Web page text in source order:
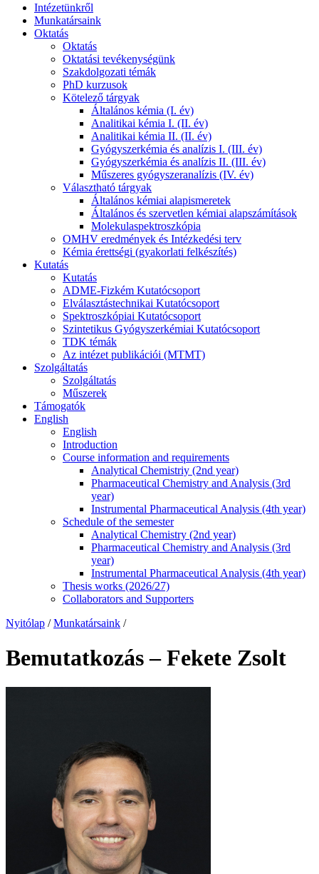
Intézetünkről
Munkatársaink
Oktatás
Oktatás
Oktatási tevékenységünk
Szakdolgozati témák
PhD kurzusok
Kötelező tárgyak
Általános kémia (I. év)
Analitikai kémia I. (II. év)
Analitikai kémia II. (II. év)
Gyógyszerkémia és analízis I. (III. év)
Gyógyszerkémia és analízis II. (III. év)
Műszeres gyógyszeranalízis (IV. év)
Választható tárgyak
Általános kémiai alapismeretek
Általános és szervetlen kémiai alapszámítások
Molekulaspektroszkópia
OMHV eredmények és Intézkedési terv
Kémia érettségi (gyakorlati felkészítés)
Kutatás
Kutatás
ADME-Fizkém Kutatócsoport
Elválasztástechnikai Kutatócsoport
Spektroszkópiai Kutatócsoport
Szintetikus Gyógyszerkémiai Kutatócsoport
TDK témák
Az intézet publikációi (MTMT)
Szolgáltatás
Szolgáltatás
Műszerek
Támogatók
English
English
Introduction
Course information and requirements
Analytical Chemistriy (2nd year)
Pharmaceutical Chemistry and Analysis (3rd
year)
Instrumental Pharmaceutical Analysis (4th year)
Schedule of the semester
Analytical Chemistry (2nd year)
Pharmaceutical Chemistry and Analysis (3rd
year)
Instrumental Pharmaceutical Analysis (4th year)
Thesis works (2026/27)
Collaborators and Supporters
Nyitólap / Munkatársaink /
Bemutatkozás – Fekete Zsolt